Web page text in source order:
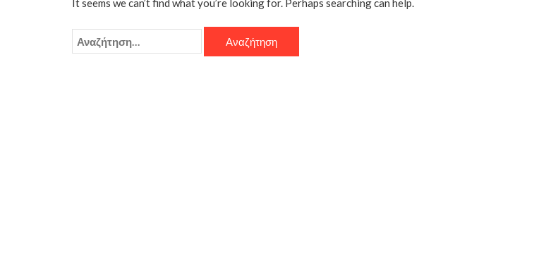
It seems we can’t find what you’re looking for. Perhaps searching can help.